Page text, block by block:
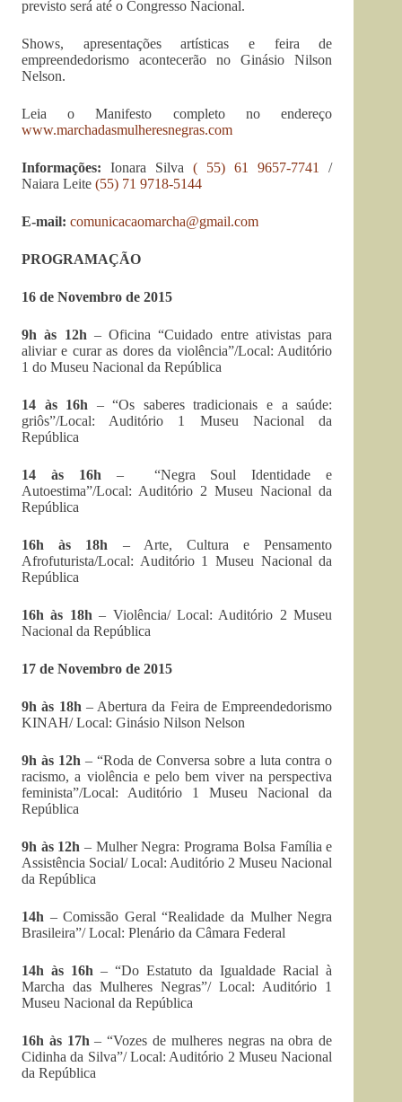
previsto será até o Congresso Nacional.
Shows, apresentações artísticas e feira de
empreendedorismo acontecerão no Ginásio Nilson
Nelson.
Leia o Manifesto completo no endereço
www.marchadasmulheresnegras.com
Informações: Ionara Silva( 55) 61 9657-7741
/
Naiara Leite (55) 71 9718-5144
E-mail: comunicacaomarcha@gmail.com
PROGRAMAÇÃO
16 de Novembro de 2015
9h às 12h – Oficina “Cuidado entre ativistas para
aliviar e curar as dores da violência”/Local: Auditório
1 do Museu Nacional da República
14 às 16h – “Os saberes tradicionais e a saúde:
griôs”/Local: Auditório 1 Museu Nacional da
República
14 às 16h – “Negra Soul Identidade e
Autoestima”/Local: Auditório 2 Museu Nacional da
República
16h às 18h – Arte, Cultura e Pensamento
Afrofuturista/Local: Auditório 1 Museu Nacional da
República
16h às 18h – Violência/ Local: Auditório 2 Museu
Nacional da República
17 de Novembro de 2015
9h às 18h – Abertura da Feira de Empreendedorismo
KINAH/ Local: Ginásio Nilson Nelson
9h às 12h – “Roda de Conversa sobre a luta contra o
racismo, a violência e pelo bem viver na perspectiva
feminista”/Local: Auditório 1 Museu Nacional da
República
9h às 12h – Mulher Negra: Programa Bolsa Família e
Assistência Social/ Local: Auditório 2 Museu Nacional
da República
14h – Comissão Geral “Realidade da Mulher Negra
Brasileira”/ Local: Plenário da Câmara Federal
14h às 16h – “Do Estatuto da Igualdade Racial à
Marcha das Mulheres Negras”/ Local: Auditório 1
Museu Nacional da República
16h às 17h – “Vozes de mulheres negras na obra de
Cidinha da Silva”/ Local: Auditório 2 Museu Nacional
da República